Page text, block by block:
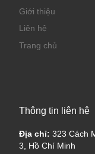
Giới thiệu
Liên hệ
Trang chủ
Thông tin liên hệ
Địa chỉ: 323 Cách
3, Hồ Chí Minh